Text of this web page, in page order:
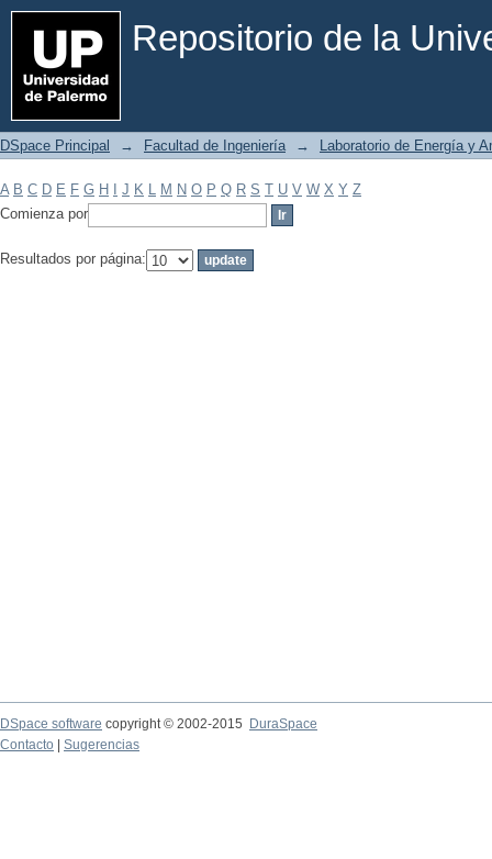
Repositorio de la
Filtrar por: Materia
DSpace Principal → Facultad de Ingeniería → Laboratorio de Energía y
A B C D E F G H J K L M N O P Q R S T U V W X Y Z
Comienza por
Resultados por página:
DSpace software copyright © 2002-2015
DuraSpace
Contacto
Sugerencias